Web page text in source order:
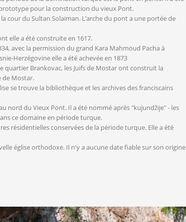
pour la construction du vieux Pont.
cour du Sultan Solaiman. L’arche du pont a une portée de
elle a été construite en 1617.
avec la permission du grand Kara Mahmoud Pacha à
Herzégovine elle a été achevée en 1873
quartier Brankovac, les Juifs de Mostar ont construit la
de Mostar.
se trouve la bibliothèque et les archives des franciscains
nord du Vieux Pont. Il a été nommé après "kujundžije" - les
ce domaine en période turque.
résidentielles conservées de la période turque. Elle a été
église orthodoxe. Il n'y a aucune date fiable sur son origine